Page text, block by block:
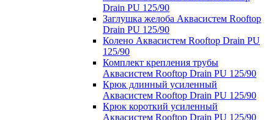
Drain PU 125/90
Заглушка желоба Аквасистем Rooftop
Drain PU 125/90
Колено Аквасистем Rooftop Drain PU
125/90
Комплект крепления трубы
Аквасистем Rooftop Drain PU 125/90
Крюк длинный усиленный
Аквасистем Rooftop Drain PU 125/90
Крюк короткий усиленный
Аквасистем Rooftop Drain PU 125/90